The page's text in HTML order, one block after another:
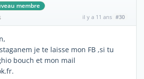
membre
il y a 11 ans #30
je te laisse mon FB ,si tu
bouch et mon mail